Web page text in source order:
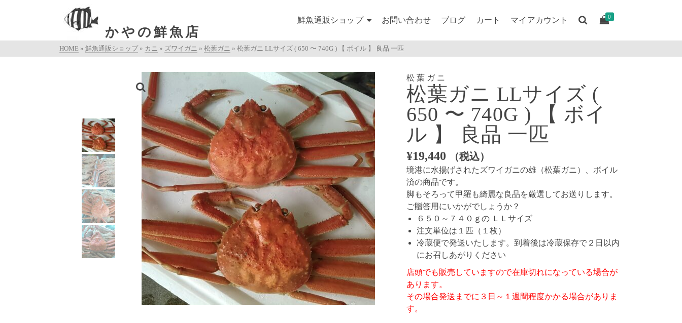
かやの鮮魚店
鮮魚通販ショップ お問い合わせ ブログ カート マイアカウント 0
HOME » 鮮魚通販ショップ » カニ » ズワイガニ » 松葉ガニ » 松葉ガニ LLサイズ ( 650 〜 740G ) 【 ボイル 】 良品 一匹
松葉ガニ
松葉ガニ LLサイズ (
650 〜 740G ) 【 ボイ
ル 】 良品 一匹
¥19,440 （税込）
境港に水揚げされたズワイガニの雄（松葉ガニ）、ボイル
済の商品です。
脚もそろって甲羅も綺麗な良品を厳選してお送りします。
ご贈答用にいかがでしょうか？
６５０～７４０ｇの ＬＬサイズ
注文単位は１匹（１枚）
冷蔵便で発送いたします。到着後は冷蔵保存で２日以内
にお召しあがりください
店頭でも販売していますので在庫切れになっている場合が
あります。
その場合発送までに３日～１週間程度かかる場合がありま
す。